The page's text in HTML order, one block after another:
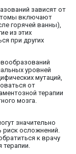
зависят от
включают
горячей ванны),
из этих
при других
уровней
мутаций,
от
терапии
мозга.
значительно
риск осложнений.
к врачу
терапии.